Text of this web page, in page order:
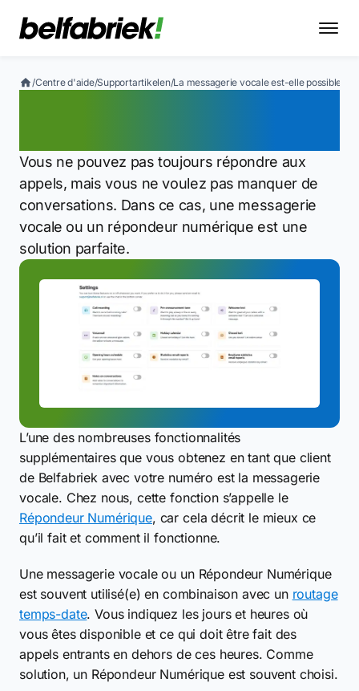
/Centre d'aide/Supportartikelen/La messagerie vocale est-elle possible ?
Vous ne pouvez pas toujours répondre aux
appels, mais vous ne voulez pas manquer de
conversations. Dans ce cas, une messagerie
vocale ou un répondeur numérique est une
solution parfaite.
L’une des nombreuses fonctionnalités
supplémentaires que vous obtenez en tant que client
de Belfabriek avec votre numéro est la messagerie
vocale. Chez nous, cette fonction s’appelle le
Répondeur Numérique, car cela décrit le mieux ce
qu’il fait et comment il fonctionne.
Une messagerie vocale ou un Répondeur Numérique
est souvent utilisé(e) en combinaison avec un routage
temps-date. Vous indiquez les jours et heures où
vous êtes disponible et ce qui doit être fait des
appels entrants en dehors de ces heures. Comme
solution, un Répondeur Numérique est souvent choisi.